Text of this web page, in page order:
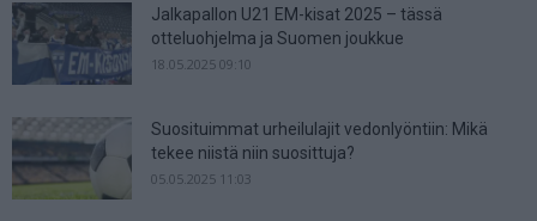
Jalkapallon U21 EM-kisat 2025 – tässä
otteluohjelma ja Suomen joukkue
18.05.2025 09:10
Suosituimmat urheilulajit vedonlyöntiin: Mikä
tekee niistä niin suosittuja?
05.05.2025 11:03